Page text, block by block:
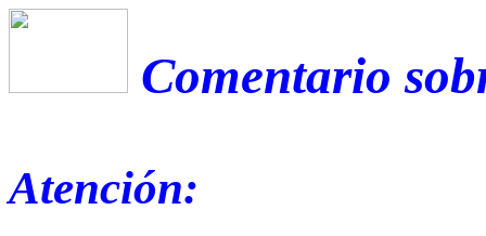
Comentario
Atención: